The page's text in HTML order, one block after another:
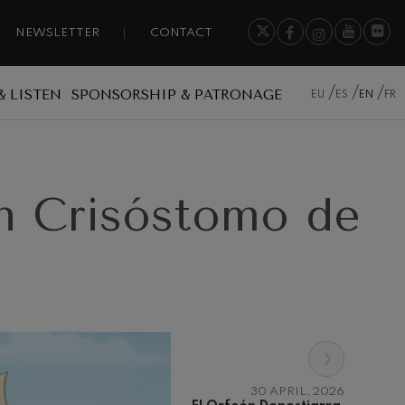
NEWSLETTER CONTACT
LISTEN SPONSORSHIP & PATRONAGE EU ES EN FR
Crisóstomo de
30 APRIL, 2026